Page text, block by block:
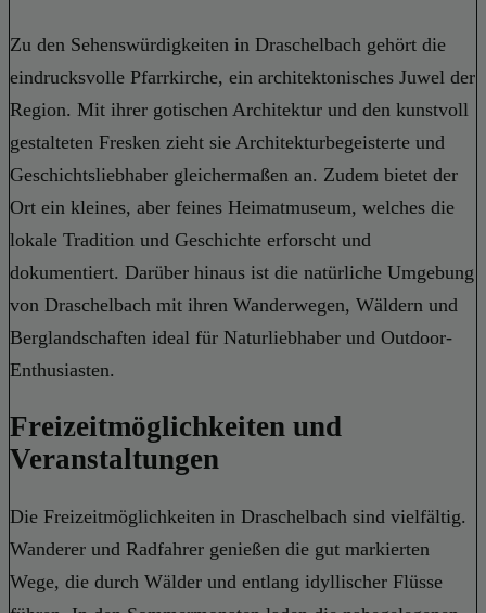
Zu den Sehenswürdigkeiten in Draschelbach gehört die
eindrucksvolle Pfarrkirche, ein architektonisches Juwel der
Region. Mit ihrer gotischen Architektur und den kunstvoll
gestalteten Fresken zieht sie Architekturbegeisterte und
Geschichtsliebhaber gleichermaßen an. Zudem bietet der
Ort ein kleines, aber feines Heimatmuseum, welches die
lokale Tradition und Geschichte erforscht und
dokumentiert. Darüber hinaus ist die natürliche Umgebung
von Draschelbach mit ihren Wanderwegen, Wäldern und
Berglandschaften ideal für Naturliebhaber und Outdoor-
Enthusiasten.
Freizeitmöglichkeiten und
Veranstaltungen
Die Freizeitmöglichkeiten in Draschelbach sind vielfältig.
Wanderer und Radfahrer genießen die gut markierten
Wege, die durch Wälder und entlang idyllischer Flüsse